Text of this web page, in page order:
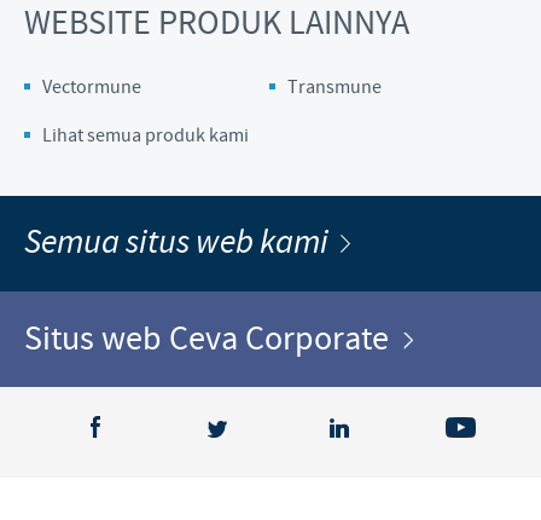
WEBSITE PRODUK LAINNYA
Vectormune
Transmune
Lihat semua produk kami
Semua situs web kami
Situs web Ceva Corporate